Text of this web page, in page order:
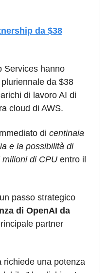
da $38
Services hanno
da $38
di lavoro AI di
cloud di AWS.
di centinaia
e la possibilità di
di CPU entro il
passo strategico
di OpenAI da
partner
richiede una potenza